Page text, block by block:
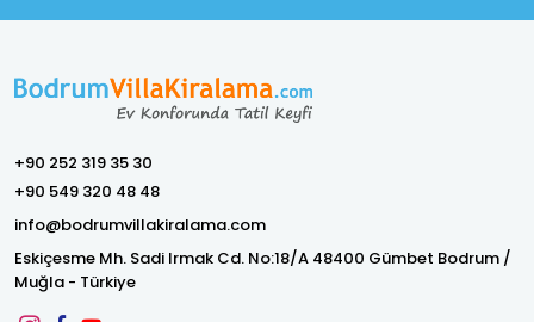
+90 252 319 35 30
+90 549 320 48 48
info@bodrumvillakiralama.com
Eskiçesme Mh. Sadi Irmak Cd. No:18/A 48400 Gümbet Bodrum /
Muğla - Türkiye